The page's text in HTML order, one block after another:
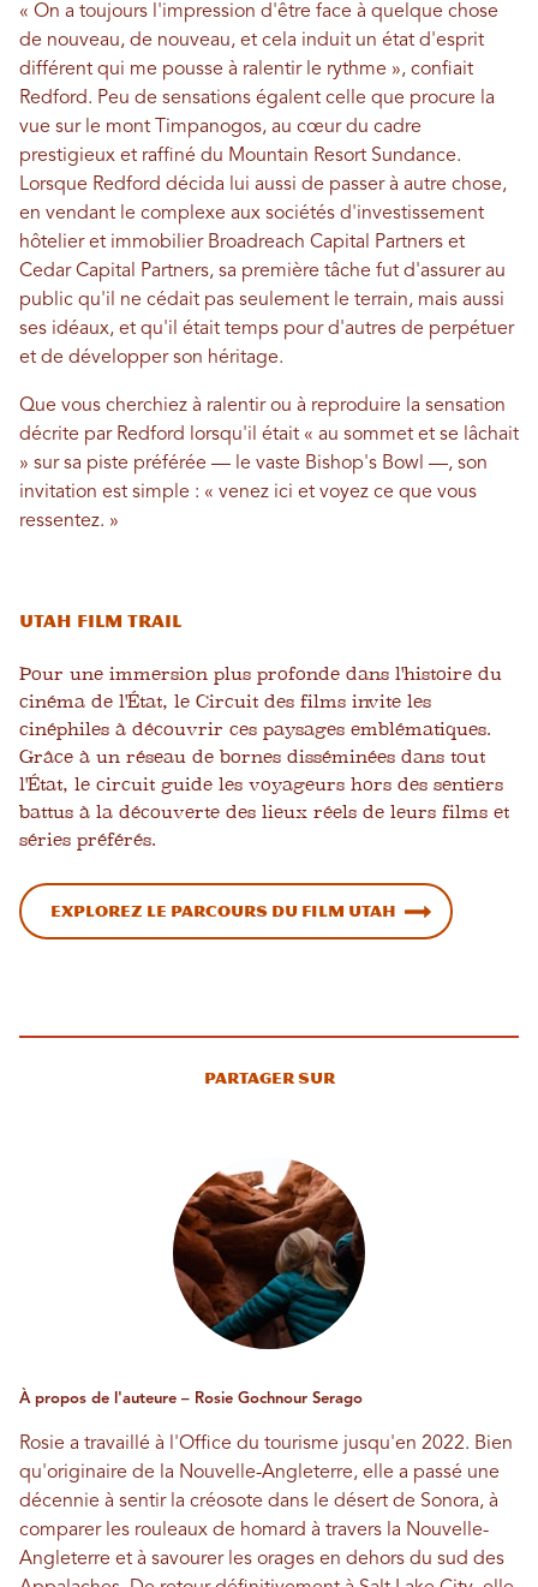
« On a toujours l'impression d'être face à quelque chose
de nouveau, de nouveau, et cela induit un état d'esprit
différent qui me pousse à ralentir le rythme », confiait
Redford. Peu de sensations égalent celle que procure la
vue sur le mont Timpanogos, au cœur du cadre
prestigieux et raffiné du Mountain Resort Sundance.
Lorsque Redford décida lui aussi de passer à autre chose,
en vendant le complexe aux sociétés d'investissement
hôtelier et immobilier Broadreach Capital Partners et
Cedar Capital Partners, sa première tâche fut d'assurer au
public qu'il ne cédait pas seulement le terrain, mais aussi
ses idéaux, et qu'il était temps pour d'autres de perpétuer
et de développer son héritage.
Que vous cherchiez à ralentir ou à reproduire la sensation
décrite par Redford lorsqu'il était « au sommet et se lâchait
» sur sa piste préférée — le vaste Bishop's Bowl —, son
invitation est simple : « venez ici et voyez ce que vous
ressentez. »
Utah Film Trail
Pour une immersion plus profonde dans l'histoire du
cinéma de l'État, le Circuit des films invite les
cinéphiles à découvrir ces paysages emblématiques.
Grâce à un réseau de bornes disséminées dans tout
l'État, le circuit guide les voyageurs hors des sentiers
battus à la découverte des lieux réels de leurs films et
séries préférés.
Explorez le parcours du film Utah
Partager sur
À propos de l'auteure – Rosie Gochnour Serago
Rosie a travaillé à l'Office du tourisme jusqu'en 2022. Bien
qu'originaire de la Nouvelle-Angleterre, elle a passé une
décennie à sentir la créosote dans le désert de Sonora, à
comparer les rouleaux de homard à travers la Nouvelle-
Angleterre et à savourer les orages en dehors du sud des